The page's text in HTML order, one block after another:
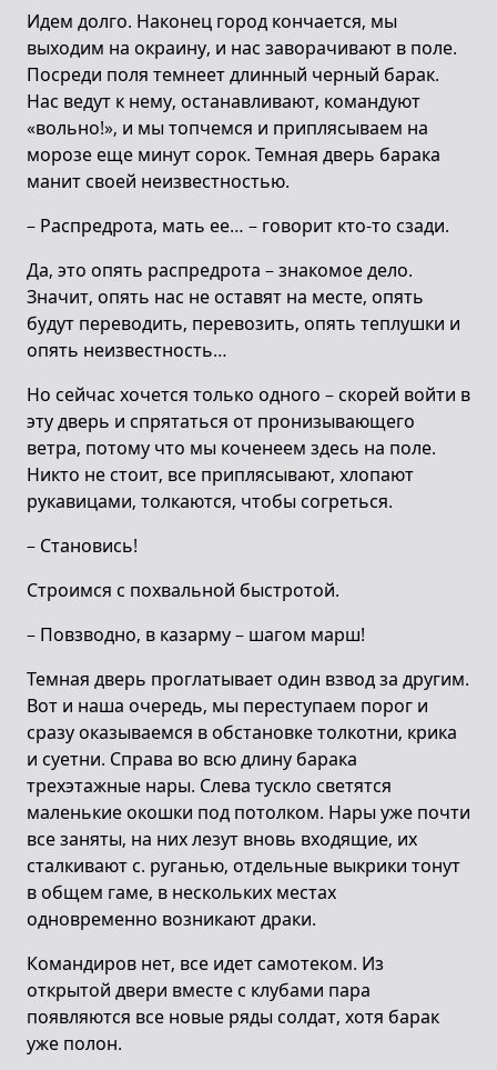
Идем долго. Наконец город кончается, мы
выходим на окраину, и нас заворачивают в поле.
Посреди поля темнеет длинный черный барак.
Нас ведут к нему, останавливают, командуют
«вольно!», и мы топчемся и приплясываем на
морозе еще минут сорок. Темная дверь барака
манит своей неизвестностью.
– Распредрота, мать ее… – говорит кто-то сзади.
Да, это опять распредрота – знакомое дело.
Значит, опять нас не оставят на месте, опять
будут переводить, перевозить, опять теплушки и
опять неизвестность…
Но сейчас хочется только одного – скорей войти в
эту дверь и спрятаться от пронизывающего
ветра, потому что мы коченеем здесь на поле.
Никто не стоит, все приплясывают, хлопают
рукавицами, толкаются, чтобы согреться.
– Становись!
Строимся с похвальной быстротой.
– Повзводно, в казарму – шагом марш!
Темная дверь проглатывает один взвод за другим.
Вот и наша очередь, мы переступаем порог и
сразу оказываемся в обстановке толкотни, крика
и суетни. Справа во всю длину барака
трехэтажные нары. Слева тускло светятся
маленькие окошки под потолком. Нары уже почти
все заняты, на них лезут вновь входящие, их
сталкивают с. руганью, отдельные выкрики тонут
в общем гаме, в нескольких местах
одновременно возникают драки.
Командиров нет, все идет самотеком. Из
открытой двери вместе с клубами пара
появляются все новые ряды солдат, хотя барак
уже полон.